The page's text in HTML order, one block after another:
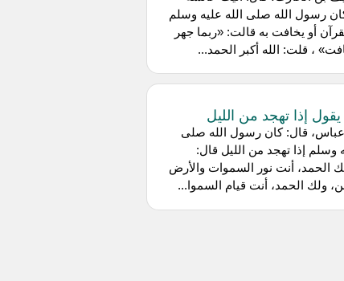
رسول الله صلى الله عليه وسلم
أو يخافت به قالت: «ربما جهر
، قلت: الله أكبر الحمد...
إذا تهجد من الليل
قال: كان رسول الله صلى
وسلم إذا تهجد من الليل قال:
الحمد، أنت نور السموات والأرض
ولك الحمد، أنت قيام السموا...